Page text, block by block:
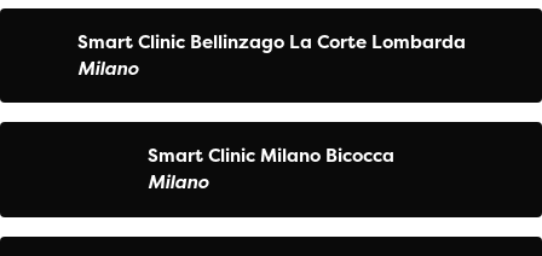
Smart Clinic Bellinzago La Corte Lombarda
Milano
Smart Clinic Milano Bicocca
Milano